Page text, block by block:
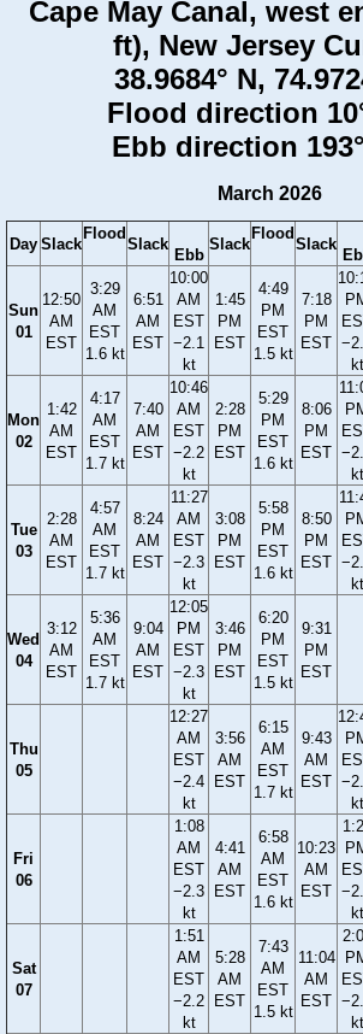
Cape May Canal, west
ft), New Jersey
38.9684° N,
Flood direction
Ebb direction
March 2026
Day Slack
Flood
Slack
Ebb
Slack
Flood
Slack
Sun
01
12:50
AM
EST
3:29
AM
EST
1.6 kt
6:51
AM
EST
10:00
AM
EST
−2.1
kt
1:45
PM
EST
4:49
PM
EST
1.5 kt
7:18
PM
EST
kt
Mon
02
1:42
AM
EST
4:17
AM
EST
1.7 kt
7:40
AM
EST
10:46
AM
EST
−2.2
kt
2:28
PM
EST
5:29
PM
EST
1.6 kt
8:06
PM
EST
kt
Tue
03
2:28
AM
EST
4:57
AM
EST
1.7 kt
8:24
AM
EST
11:27
AM
EST
−2.3
kt
3:08
PM
EST
5:58
PM
EST
1.6 kt
8:50
PM
EST
kt
Wed
04
3:12
AM
EST
5:36
AM
EST
1.7 kt
9:04
AM
EST
12:05
PM
EST
−2.3
kt
3:46
PM
EST
6:20
PM
EST
1.5 kt
9:31
PM
EST
Thu
05
12:27
AM
EST
−2.4
kt
3:56
AM
EST
6:15
AM
EST
1.7 kt
9:43
AM
EST
kt
Fri
06
1:08
AM
EST
−2.3
kt
4:41
AM
EST
6:58
AM
EST
1.6 kt
10:23
AM
EST
kt
Sat
07
1:51
AM
EST
−2.2
kt
5:28
AM
EST
7:43
AM
EST
1.5 kt
11:04
AM
EST
kt